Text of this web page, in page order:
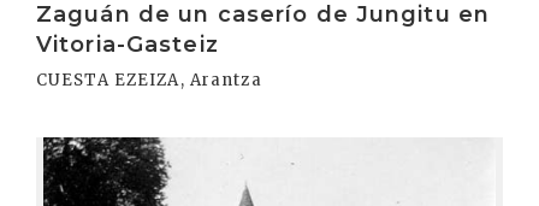
Zaguán de un caserío de Jungitu en
Vitoria-Gasteiz
CUESTA EZEIZA, Arantza
Irakurri